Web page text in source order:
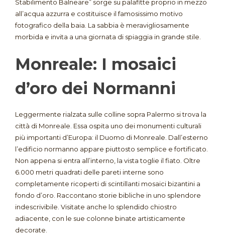
Stabilimento Balneare” sorge su palafitte proprio in mezzo
all’acqua azzurra e costituisce il famosissimo motivo
fotografico della baia. La sabbia è meravigliosamente
morbida e invita a una giornata di spiaggia in grande stile.
Monreale: I mosaici
d’oro dei Normanni
Leggermente rialzata sulle colline sopra Palermo si trova la
città di Monreale. Essa ospita uno dei monumenti culturali
più importanti d’Europa: il Duomo di Monreale. Dall’esterno
l’edificio normanno appare piuttosto semplice e fortificato.
Non appena si entra all’interno, la vista toglie il fiato. Oltre
6.000 metri quadrati delle pareti interne sono
completamente ricoperti di scintillanti mosaici bizantini a
fondo d’oro. Raccontano storie bibliche in uno splendore
indescrivibile. Visitate anche lo splendido chiostro
adiacente, con le sue colonne binate artisticamente
decorate.